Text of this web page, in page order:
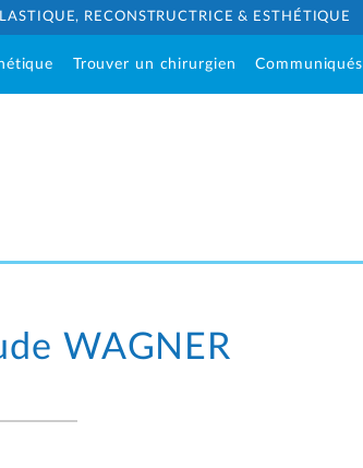
RECONSTRUCTRICE & ESTHÉTIQUE
Trouver un chirurgien Communiqués
WAGNER